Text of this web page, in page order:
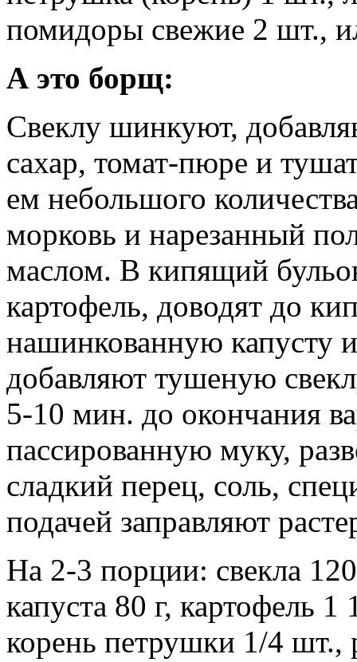
помидоры свежие 2 шт.,
А это борщ:
Свеклу шинкуют,
сахар, томат-пюре и
ем небольшого
морковь и нарезанный
маслом. В кипящий
картофель, доводят до
нашинкованную капусту
добавляют тушеную
5-10 мин. до окончания
пассированную муку,
сладкий перец, соль,
подачей заправляют
На 2-3 порции: свекла
капуста 80 г, картофель
корень петрушки 1/4 шт.,